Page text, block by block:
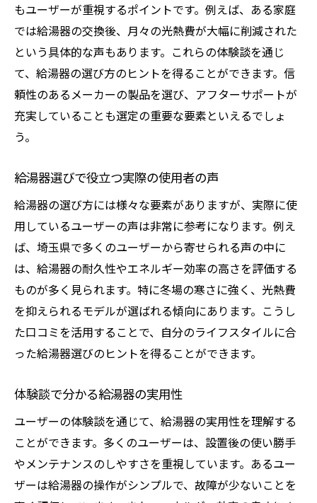
もユーザーが重視するポイントです。例えば、ある家庭
では給湯器の交換後、月々の光熱費が大幅に削減された
という具体的な声もあります。これらの体験談を通じ
て、給湯器の選び方のヒントを得ることができます。信
頼性のあるメーカーの製品を選び、アフターサポートが
充実していることも選定の重要な要素といえるでしょ
う。
給湯器選びで役立つ実際の使用者の声
給湯器の選び方には様々な要素がありますが、実際に使
用しているユーザーの声は非常に参考になります。例え
ば、埼玉県で多くのユーザーから寄せられる声の中に
は、給湯器の耐久性やエネルギー効率の高さを評価する
ものが多く見られます。特に冬場の寒さに強く、光熱費
を抑えられるモデルが選ばれる傾向にあります。こうし
た口コミを活用することで、自分のライフスタイルに合
った給湯器選びのヒントを得ることができます。
体験談で分かる給湯器の実用性
ユーザーの体験談を通じて、給湯器の実用性を理解する
ことができます。多くのユーザーは、設置後の使い勝手
やメンテナンスのしやすさを重視しています。あるユー
ザーは給湯器の操作がシンプルで、故障が少ないことを